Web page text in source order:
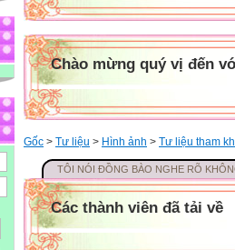
Chào mừng quý vị đến
Gốc > Tư liệu > Hình ảnh > Tư liệu tham
TÔI NÓI ĐỒNG BÀO NGHE RÕ
Các thành viên đã tải về